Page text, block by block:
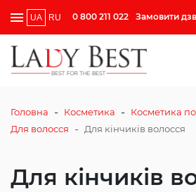
UA RU 0 800 211 022 Замовити
Головна - Косметика - Косметика
Для волосся - Для кінчиків волосся
Для кінчиків